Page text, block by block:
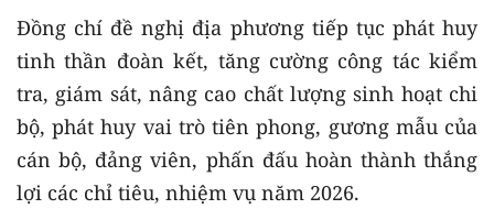
Đồng chí đề nghị địa phương tiếp tục phát huy
tinh thần đoàn kết, tăng cường công tác kiểm
tra, giám sát, nâng cao chất lượng sinh hoạt chi
bộ, phát huy vai trò tiên phong, gương mẫu của
cán bộ, đảng viên, phấn đấu hoàn thành thắng
lợi các chỉ tiêu, nhiệm vụ năm 2026.